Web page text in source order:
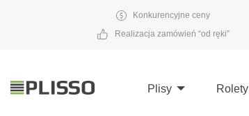
Konkurencyjne ceny
Realizacja zamówień “od ręki”
Plisy Rolety